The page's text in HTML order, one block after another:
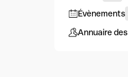
Évènements
Annuaire